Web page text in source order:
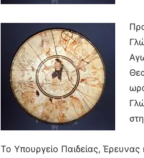
Το Υπουργείο Παιδείας,